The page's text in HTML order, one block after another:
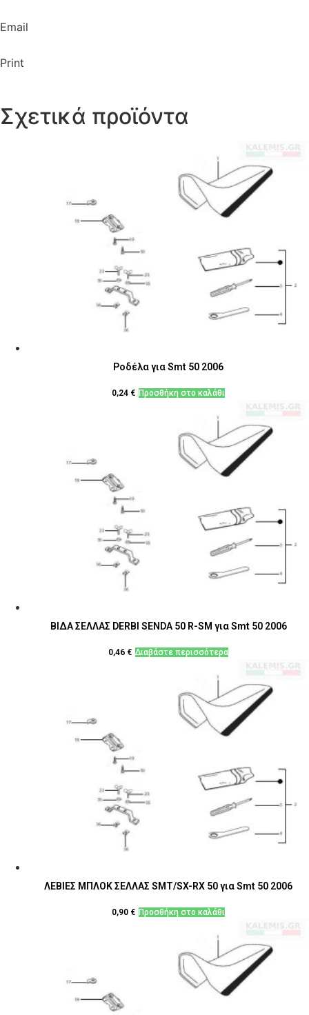
Email
Print
Σχετικά προϊόντα
Ροδέλα για Smt 50 2006
0,24 € Προσθήκη στο καλάθι
ΒΙΔΑ ΣΕΛΛΑΣ DERBI SENDA 50 R-SM για Smt 50 2006
0,46 € Διαβάστε περισσότερα
ΛΕΒΙΕΣ ΜΠΛΟΚ ΣΕΛΛΑΣ SMT/SX-RX 50 για Smt 50 2006
0,90 € Προσθήκη στο καλάθι